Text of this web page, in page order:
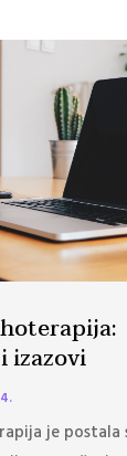
izazovi
je postala